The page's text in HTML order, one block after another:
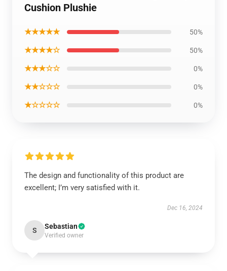
Cushion Plushie
★★★★★ 50%
★★★★☆ 50%
★★★☆☆ 0%
★★☆☆☆ 0%
★☆☆☆☆ 0%
The design and functionality of this product are
excellent; I’m very satisfied with it.
Dec 16, 2024
S Sebastian
Verified owner